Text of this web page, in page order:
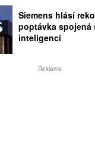
Siemens hlásí
poptávka spojená
inteligencí
Reklama